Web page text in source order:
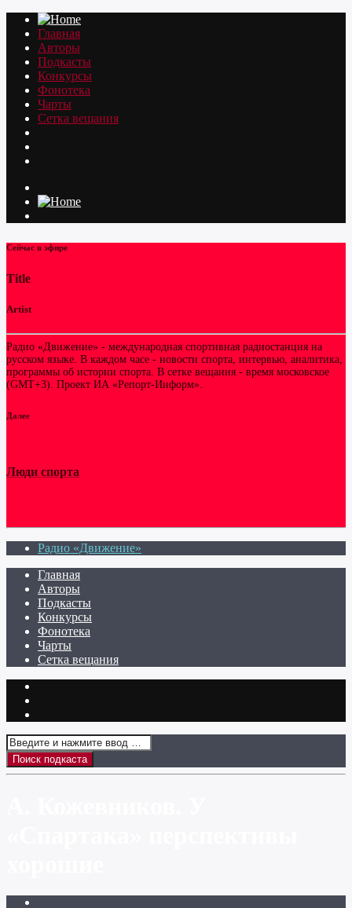
Главная
Авторы
Подкасты
Конкурсы
Фонотека
Чарты
Сетка вещания
Сейчас в эфире
Title
Artist
Радио «Движение» - международная спортивная радиостанция на
русском языке. В каждом часе - новости спорта, интервью, аналитика,
программы об истории спорта. В сетке вещания - время московское
(GMT+3). Проект ИА «Репорт-Информ».
Далее
Люди спорта
Радио «Движение»
Главная
Авторы
Подкасты
Конкурсы
Фонотека
Чарты
Сетка вещания